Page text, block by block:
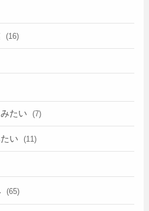
(16)
たい (7)
い (11)
(65)